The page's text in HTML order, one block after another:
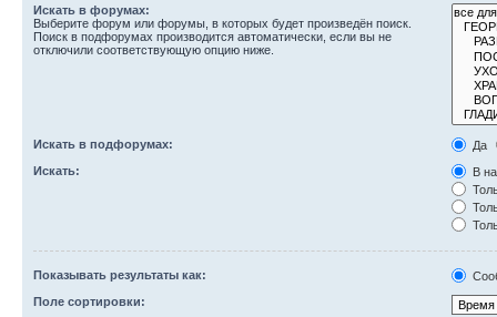
Искать в форумах:
Выберите форум или форумы, в которых будет произведён поиск.
Поиск в подфорумах производится автоматически, если вы не
отключили соответствующую опцию ниже.
Искать в подфорумах:
Да
Искать:
В
Показывать результаты как:
Поле сортировки: